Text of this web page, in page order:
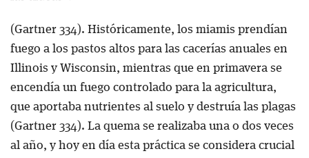
(Gartner 334). Históricamente, los miamis prendían
fuego a los pastos altos para las cacerías anuales en
Illinois y Wisconsin, mientras que en primavera se
encendía un fuego controlado para la agricultura,
que aportaba nutrientes al suelo y destruía las plagas
(Gartner 334). La quema se realizaba una o dos veces
al año, y hoy en día esta práctica se considera crucial